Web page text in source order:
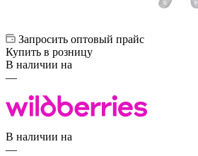
Запросить оптовый прайс
Купить в розницу
В наличии на
—
В наличии на
—